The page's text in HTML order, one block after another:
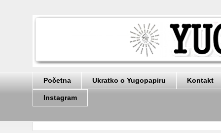
Početna Ukratko o Yugopapiru Kontakt
Instagram